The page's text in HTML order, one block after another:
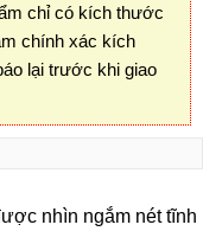
chỉ có kích thước
chính xác kích
lại trước khi giao
nhìn ngắm nét tĩnh